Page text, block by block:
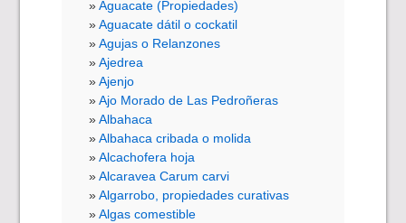
Aguacate (Propiedades)
Aguacate dátil o cockatil
Agujas o Relanzones
Ajedrea
Ajenjo
Ajo Morado de Las Pedroñeras
Albahaca
Albahaca cribada o molida
Alcachofera hoja
Alcaravea Carum carvi
Algarrobo, propiedades curativas
Algas comestible